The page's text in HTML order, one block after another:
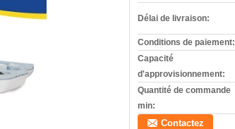
Délai de livraison:
Conditions de paiement:
Capacité
d'approvisionnement:
Quantité de commande
min:
Contactez